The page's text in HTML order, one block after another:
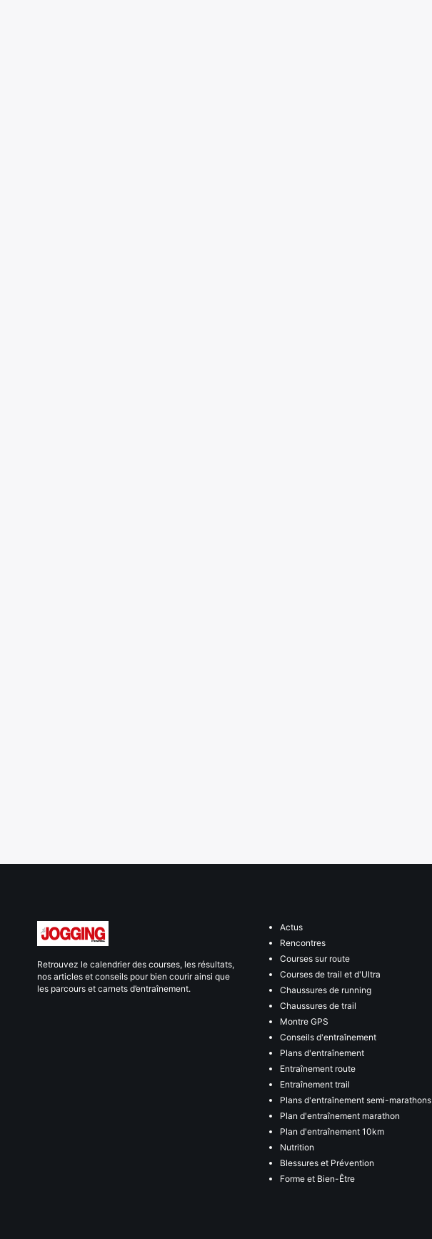
Retrouvez le calendrier des courses, les résultats,
nos articles et conseils pour bien courir ainsi que
les parcours et carnets d’entraînement.
Actus
Rencontres
Courses sur route
Courses de trail et d'Ultra
Chaussures de running
Chaussures de trail
Montre GPS
Conseils d'entraînement
Plans d'entraînement
Entraînement route
Entraînement trail
Plans d'entraînement semi-marathons
Plan d'entraînement marathon
Plan d'entraînement 10km
Nutrition
Blessures et Prévention
Forme et Bien-Être